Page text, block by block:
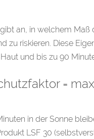
an, in welchem
zu riskieren. Diese
und bis zu 90
=
in der Sonne
LSF 30